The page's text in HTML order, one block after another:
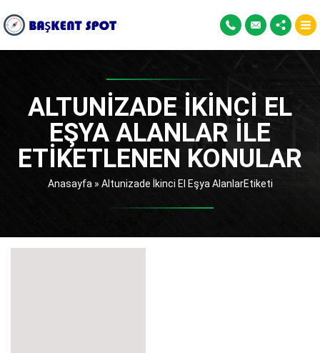
ALTUNIZADE İKINCI EL
EŞYA ALANLAR ILE
ETIKETLENEN KONULAR
Anasayfa » Altunizade İkinci El Eşya AlanlarEtiketi